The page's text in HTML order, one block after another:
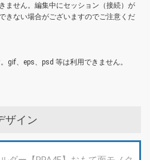
ません。編集中にセッション（接続）が
きない場合がございますのでご注意くだ
gif、eps、psd 等は利用できません。
ザイン